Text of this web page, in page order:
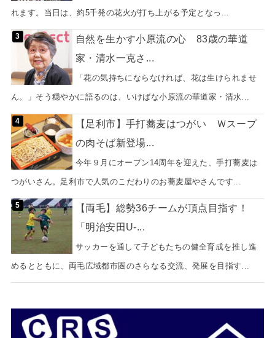
れます。当日は、約5千発の花火が打ち上がる予定となっ...
自然を生かす小原流の心 83歳の華道
家・清水一克さ...
「花の気持ちにならなければ、花は生けられませ
ん。」そう穏やかに語るのは、いけばな小原流の華道家・清水...
【足利市】手打蕎麦はつがい Ｗスープ
の肉そば新登場...
今年９月にオープン14周年を迎えた、手打蕎麦は
つがいさん。足利市で人気のこだわりのお蕎麦屋やさんです...
【両毛】総勢36チームが頂点目指す！
「明治安田U-...
サッカーを通して子どもたちの健全育成を推し進
めるとともに、両毛広域都市圏のさらなる交流、発展を目指す...